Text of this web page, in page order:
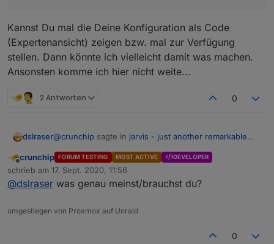
Kannst Du mal die Deine Konfiguration als Code
(Expertenansicht) zeigen bzw. mal zur Verfügung
stellen. Dann könnte ich vielleicht damit was machen.
Ansonsten komme ich hier nicht weite...
2 Antworten 0
dslraser@crunchip sagte in jarvis - just another remarkable
habe noch die rc.4, da funktioniert es
(Expertenansicht) zeigen bzw. mal zur Verfügung
Offline
crunchip FORUM TESTING MOST ACTIVE DEVELOPER
schrieb am 17. Sept. 2020, 11:56
zuletzt editiert von
@dslraser was genau meinst/brauchst du?
umgestiegen von Proxmox auf Unraid
0